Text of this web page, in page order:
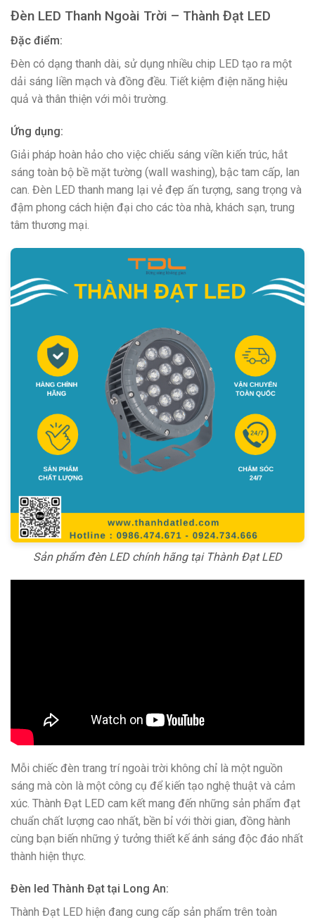
Đèn LED Thanh Ngoài Trời – Thành Đạt LED
Đặc điểm:
Đèn có dạng thanh dài, sử dụng nhiều chip LED tạo ra một
dải sáng liền mạch và đồng đều. Tiết kiệm điện năng hiệu
quả và thân thiện với môi trường.
Ứng dụng:
Giải pháp hoàn hảo cho việc chiếu sáng viền kiến trúc, hắt
sáng toàn bộ bề mặt tường (wall washing), bậc tam cấp, lan
can. Đèn LED thanh mang lại vẻ đẹp ấn tượng, sang trọng và
đậm phong cách hiện đại cho các tòa nhà, khách sạn, trung
tâm thương mại.
Sản phẩm đèn LED chính hãng tại Thành Đạt LED
Mỗi chiếc đèn trang trí ngoài trời không chỉ là một nguồn
sáng mà còn là một công cụ để kiến tạo nghệ thuật và cảm
xúc. Thành Đạt LED cam kết mang đến những sản phẩm đạt
chuẩn chất lượng cao nhất, bền bỉ với thời gian, đồng hành
cùng bạn biến những ý tưởng thiết kế ánh sáng độc đáo nhất
thành hiện thực.
Đèn led Thành Đạt tại Long An:
Thành Đạt LED hiện đang cung cấp sản phẩm trên toàn